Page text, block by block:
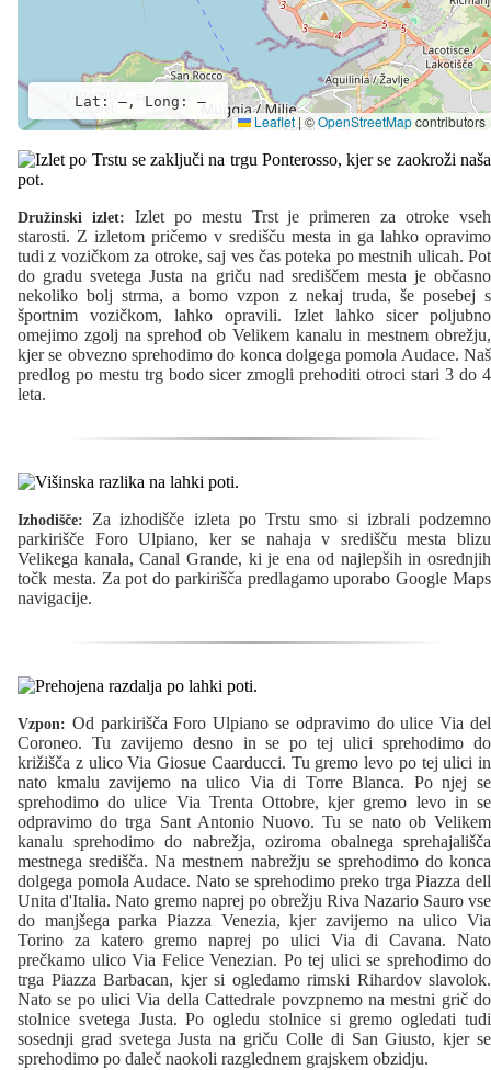
Lat: –, Long: –
Leaflet | ©OpenStreetMapcontributors
Družinski izlet:
Izlet po mestu Trst je primeren za otroke vseh
starosti. Z izletom pričemo v središču mesta in ga lahko opravimo
tudi z vozičkom za otroke, saj ves čas poteka po mestnih ulicah. Pot
do gradu svetega Justa na griču nad središčem mesta je občasno
nekoliko bolj strma, a bomo vzpon z nekaj truda, še posebej s
športnim vozičkom, lahko opravili. Izlet lahko sicer poljubno
omejimo zgolj na sprehod ob Velikem kanalu in mestnem obrežju,
kjer se obvezno sprehodimo do konca dolgega pomola Audace. Naš
predlog po mestu trg bodo sicer zmogli prehoditi otroci stari 3 do 4
leta.
Izhodišče: Za izhodišče izleta po Trstu smo si izbrali podzemno
parkirišče Foro Ulpiano, ker se nahaja v središču mesta blizu
Velikega kanala, Canal Grande, ki je ena od najlepših in osrednjih
točk mesta. Za pot do parkirišča predlagamo uporabo Google Maps
navigacije.
Vzpon: Od parkirišča Foro Ulpiano se odpravimo do ulice Via del
Coroneo. Tu zavijemo desno in se po tej ulici sprehodimo do
križišča z ulico Via Giosue Caarducci. Tu gremo levo po tej ulici in
nato kmalu zavijemo na ulico Via di Torre Blanca. Po njej se
sprehodimo do ulice Via Trenta Ottobre, kjer gremo levo in se
odpravimo do trga Sant Antonio Nuovo. Tu se nato ob Velikem
kanalu sprehodimo do nabrežja, oziroma obalnega sprehajališča
mestnega središča. Na mestnem nabrežju se sprehodimo do konca
dolgega pomola Audace. Nato se sprehodimo preko trga Piazza dell
Unita d'Italia. Nato gremo naprej po obrežju Riva Nazario Sauro vse
do manjšega parka Piazza Venezia, kjer zavijemo na ulico Via
Torino za katero gremo naprej po ulici Via di Cavana. Nato
prečkamo ulico Via Felice Venezian. Po tej ulici se sprehodimo do
trga Piazza Barbacan, kjer si ogledamo rimski Rihardov slavolok.
Nato se po ulici Via della Cattedrale povzpnemo na mestni grič do
stolnice svetega Justa. Po ogledu stolnice si gremo ogledati tudi
sosednji grad svetega Justa na griču Colle di San Giusto, kjer se
sprehodimo po daleč naokoli razglednem grajskem obzidju.